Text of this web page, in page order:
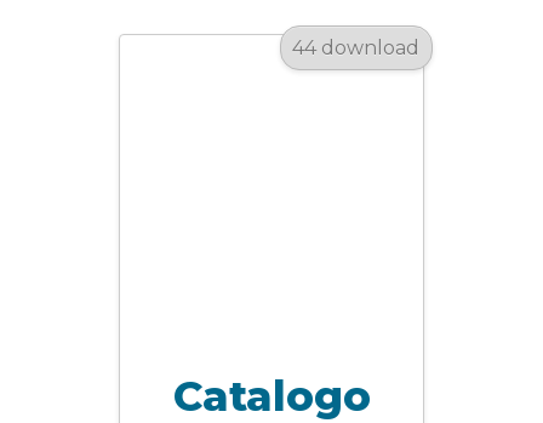
44 download
Catalogo